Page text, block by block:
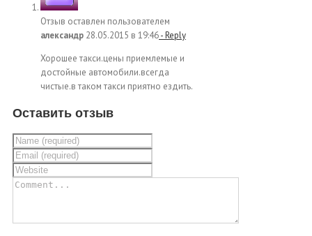
Отзыв оставлен пользователем
александр 28.05.2015 в 19:46- Reply
Хорошее такси.цены приемлемые и
достойные автомобили.всегда
чистые.в таком такси приятно ездить.
Оставить отзыв